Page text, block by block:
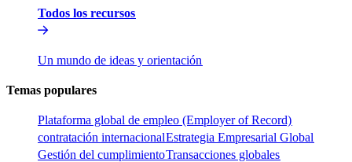
Todos los recursos​​
Un mundo de ideas y orientación​​
Temas populares​​
Plataforma global de empleo (Employer of Record)​​
contratación internacional​​Estrategia Empresarial Global​​
Gestión del cumplimiento​​Transacciones globales​​